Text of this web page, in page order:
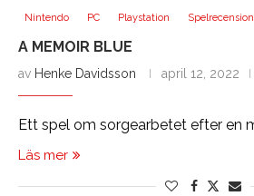
Nintendo PC Playstation
A MEMOIR BLUE
av Henke Davidsson april 12, 2022
Ett spel om sorgearbetet efter en
Läs mer